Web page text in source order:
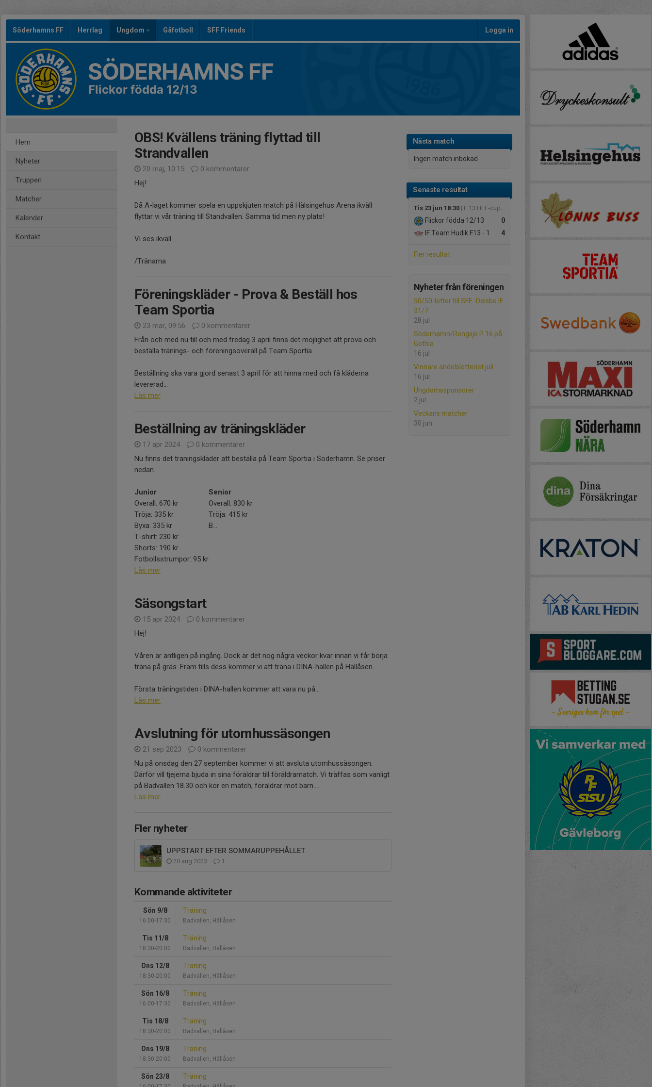
Söderhamns FF Herrlag Ungdom Gåfotboll SFF Friends Logga in
SÖDERHAMNS FF
Flickor födda 12/13
Hem
Nyheter
Truppen
Matcher
Kalender
Kontakt
Nästa match
Ingen match inbokad
Senaste resultat
Tis 23 jun 18:30 | F 13 HFF-cupen grupp B
0
Flickor födda 12/13
4
IF Team Hudik F13 - 1
Fler resultat
Nyheter från föreningen
50/50-lotter till SFF -Delsbo IF
31/7
28 jul
Söderhamn/Rengsjö P 16 på
Gothia
16 jul
Vinnare andelslotteriet juli
16 jul
Ungdomssponsorer
2 jul
Veckans matcher
30 jun
OBS! Kvällens träning flyttad till
Strandvallen
20 maj, 10:15
0 kommentarer
Hej!
Då A-laget kommer spela en uppskjuten match på Hälsingehus Arena ikväll
flyttar vi vår träning till Standvallen. Samma tid men ny plats!
Vi ses ikväll.
/Tränarna
Föreningskläder - Prova & Beställ hos
Team Sportia
23 mar, 09:56
0 kommentarer
Från och med nu till och med fredag 3 april finns det möjlighet att prova och
beställa tränings- och föreningsoverall på Team Sportia.
Beställning ska vara gjord senast 3 april för att hinna med och få kläderna
levererad...
Läs mer
Beställning av träningskläder
17 apr 2024
0 kommentarer
Nu finns det träningskläder att beställa på Team Sportia i Söderhamn. Se priser
nedan.
Junior
Senior
Overall: 670 kr
Tröja: 335 kr
Byxa: 335 kr
T-shirt: 230 kr
Shorts: 190 kr
Fotbollsstrumpor: 95 kr
Overall: 830 kr
Tröja: 415 kr
B...
Läs mer
Säsongstart
15 apr 2024
0 kommentarer
Hej!
Våren är äntligen på ingång. Dock är det nog några veckor kvar innan vi får börja
träna på gräs. Fram tills dess kommer vi att träna i DINA-hallen på Hällåsen.
Första träningstiden i DINA-hallen kommer att vara nu på...
Läs mer
Avslutning för utomhussäsongen
21 sep 2023
0 kommentarer
Nu på onsdag den 27 september kommer vi att avsluta utomhussäsongen.
Därför vill tjejerna bjuda in sina föräldrar till föräldramatch. Vi träffas som vanligt
på Badvallen 18.30 och kör en match, föräldrar mot barn....
Läs mer
Fler nyheter
UPPSTART EFTER SOMMARUPPEHÅLLET
20 aug 2023 1
Kommande aktiviteter
Sön 9/8
16:00-17:30
Träning
Badvallen, Hällåsen
Tis 11/8
18:30-20:00
Träning
Badvallen, Hällåsen
Ons 12/8
18:30-20:00
Träning
Badvallen, Hällåsen
Sön 16/8
16:00-17:30
Träning
Badvallen, Hällåsen
Tis 18/8
18:30-20:00
Träning
Badvallen, Hällåsen
Ons 19/8
18:30-20:00
Träning
Badvallen, Hällåsen
Sön 23/8 Träning